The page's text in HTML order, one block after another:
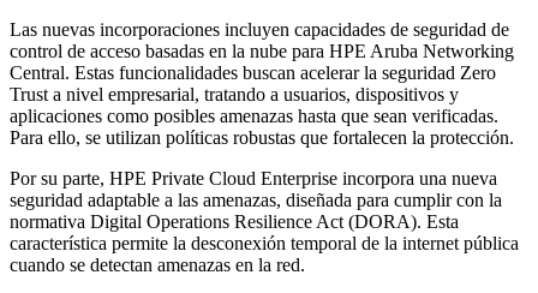
Las nuevas incorporaciones incluyen capacidades de seguridad de
control de acceso basadas en la nube para HPE Aruba Networking
Central. Estas funcionalidades buscan acelerar la seguridad Zero
Trust a nivel empresarial, tratando a usuarios, dispositivos y
aplicaciones como posibles amenazas hasta que sean verificadas.
Para ello, se utilizan políticas robustas que fortalecen la protección.
Por su parte, HPE Private Cloud Enterprise incorpora una nueva
seguridad adaptable a las amenazas, diseñada para cumplir con la
normativa Digital Operations Resilience Act (DORA). Esta
característica permite la desconexión temporal de la internet pública
cuando se detectan amenazas en la red.